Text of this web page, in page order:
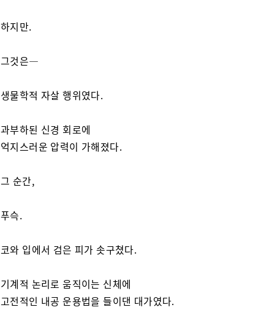
하지만.
그것은—
생물학적 자살 행위였다.
과부하된 신경 회로에
억지스러운 압력이 가해졌다.
그 순간,
푸슥.
코와 입에서 검은 피가 솟구쳤다.
기계적 논리로 움직이는 신체에
고전적인 내공 운용법을 들이댄 대가였다.